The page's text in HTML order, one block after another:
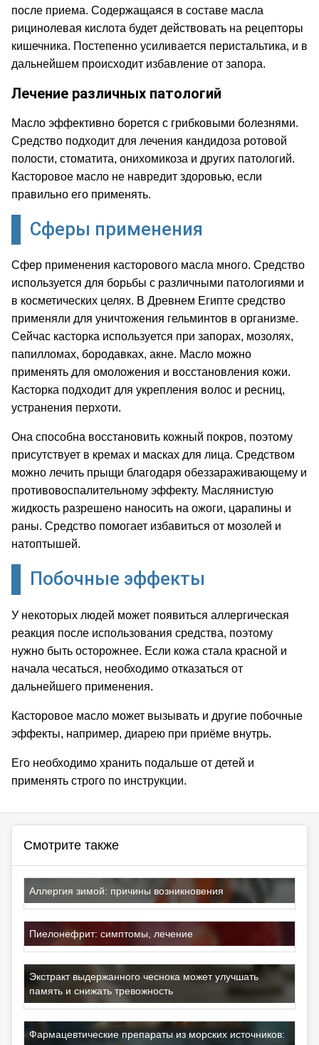
после приема. Содержащаяся в составе масла
рицинолевая кислота будет действовать на рецепторы
кишечника. Постепенно усиливается перистальтика, и в
дальнейшем происходит избавление от запора.
Лечение различных патологий
Масло эффективно борется с грибковыми болезнями.
Средство подходит для лечения кандидоза ротовой
полости, стоматита, онихомикоза и других патологий.
Касторовое масло не навредит здоровью, если
правильно его применять.
Сферы применения
Сфер применения касторового масла много. Средство
используется для борьбы с различными патологиями и
в косметических целях. В Древнем Египте средство
применяли для уничтожения гельминтов в организме.
Сейчас касторка используется при запорах, мозолях,
папилломах, бородавках, акне. Масло можно
применять для омоложения и восстановления кожи.
Касторка подходит для укрепления волос и ресниц,
устранения перхоти.
Она способна восстановить кожный покров, поэтому
присутствует в кремах и масках для лица. Средством
можно лечить прыщи благодаря обеззараживающему и
противовоспалительному эффекту. Маслянистую
жидкость разрешено наносить на ожоги, царапины и
раны. Средство помогает избавиться от мозолей и
натоптышей.
Побочные эффекты
У некоторых людей может появиться аллергическая
реакция после использования средства, поэтому
нужно быть осторожнее. Если кожа стала красной и
начала чесаться, необходимо отказаться от
дальнейшего применения.
Касторовое масло может вызывать и другие побочные
эффекты, например, диарею при приёме внутрь.
Его необходимо хранить подальше от детей и
применять строго по инструкции.
Смотрите также
Аллергия зимой: причины возникновения
Пиелонефрит: симптомы, лечение
Экстракт выдержанного чеснока может улучшать
память и снижать тревожность
Фармацевтические препараты из морских источников: